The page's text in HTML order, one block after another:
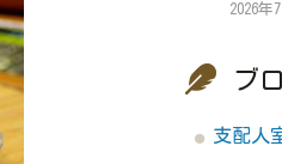
2026年
ブ
支配人